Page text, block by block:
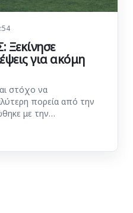
για ακόμη
στόχο να
πορεία από την
με την…